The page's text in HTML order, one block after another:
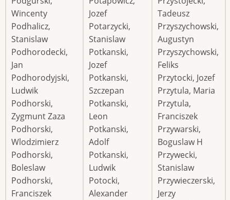
Wincenty
Podhalicz,
Stanislaw
Podhorodecki,
Jan
Podhorodyjski,
Ludwik
Podhorski,
Zygmunt Zaza
Podhorski,
Wlodzimierz
Podhorski,
Boleslaw
Podhorski,
Franciszek
Jozef
Potarzycki,
Stanislaw
Potkanski,
Jozef
Potkanski,
Szczepan
Potkanski,
Leon
Potkanski,
Adolf
Potkanski,
Ludwik
Potocki,
Alexander
Tadeusz
Przyszychowski,
Augustyn
Przyszychowski,
Feliks
Przytocki, Jozef
Przytula, Maria
Przytula,
Franciszek
Przywarski,
Boguslaw H
Przywecki,
Stanislaw
Przywieczerski,
Jerzy